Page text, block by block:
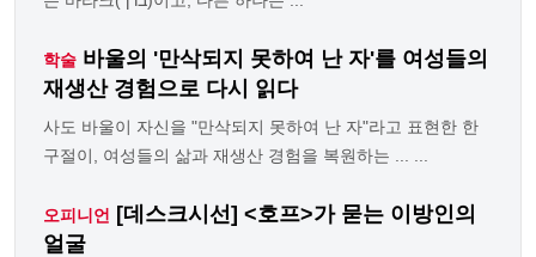
학술 바울의 '만삭되지 못하여 난 자'를 여성들의
재생산 경험으로 다시 읽다
사도 바울이 자신을 "만삭되지 못하여 난 자"라고 표현한 한
구절이, 여성들의 삶과 재생산 경험을 복원하는 ... ...
오피니언 [데스크시선] <호프>가 묻는 이방인의
얼굴